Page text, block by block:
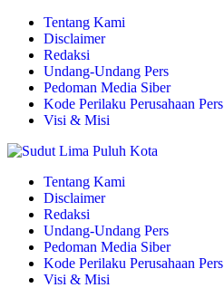
Tentang Kami
Disclaimer
Redaksi
Undang-Undang Pers
Pedoman Media Siber
Kode Perilaku Perusahaan Pers
Visi & Misi
Tentang Kami
Disclaimer
Redaksi
Undang-Undang Pers
Pedoman Media Siber
Kode Perilaku Perusahaan Pers
Visi & Misi